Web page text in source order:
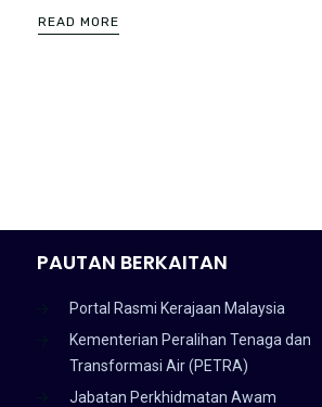
READ MORE
PAUTAN BERKAITAN
Portal Rasmi Kerajaan Malaysia
Kementerian Peralihan Tenaga dan
Transformasi Air (PETRA)
Jabatan Perkhidmatan Awam